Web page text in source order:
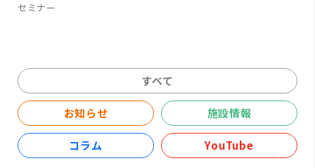
セミナー
すべて
お知らせ 施設情報
コラム YouTube